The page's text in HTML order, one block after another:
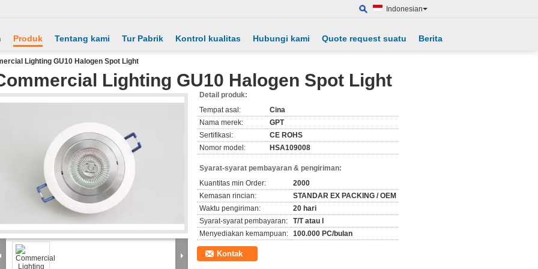
Indonesian
Produk Tentang kami Tur Pabrik Kontrol kualitas Hubungi kami Quote request suatu Berita
Lighting GU10 Halogen Spot Light
Lighting GU10 Halogen Spot Light
Detail produk:
Tempat asal:
Cina
Nama merek:
GPT
Sertifikasi:
CE ROHS
Nomor model:
HSA109008
Syarat-syarat pembayaran & pengiriman:
Kuantitas min Order:
2000
Kemasan rincian:
STANDAR EX PACKING / OEM
Waktu pengiriman:
20 hari
Syarat-syarat pembayaran:
T/T atau l
Menyediakan kemampuan: 100.000 PC/bulan
Kontak